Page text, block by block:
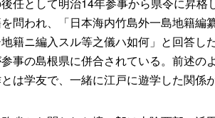
問われ、「日本海内竹島外一島地籍
籍ニ編入スル等之儀ハ如何」と回答
事の島根県に併合されている。前述
は学友で、一緒に江戸に遊学した関